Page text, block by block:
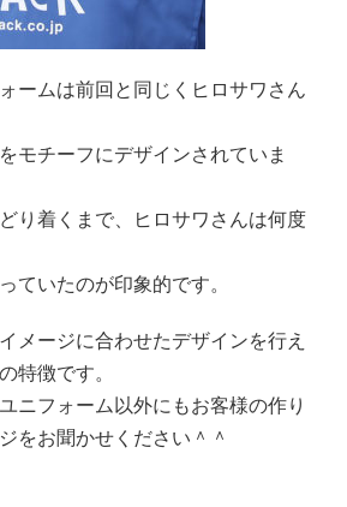
ームは前回と同じくヒロサワさん
モチーフにデザインされていま
り着くまで、ヒロサワさんは何度
ていたのが印象的です。
メージに合わせたデザインを行え
特徴です。
ニフォーム以外にもお客様の作り
をお聞かせください＾＾